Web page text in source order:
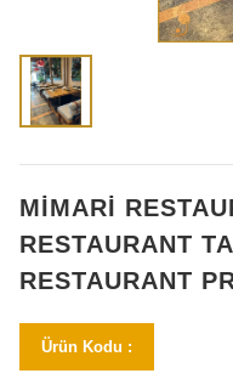
MİMARİ
RESTAURANT
RESTAURANT
Ürün Kodu :